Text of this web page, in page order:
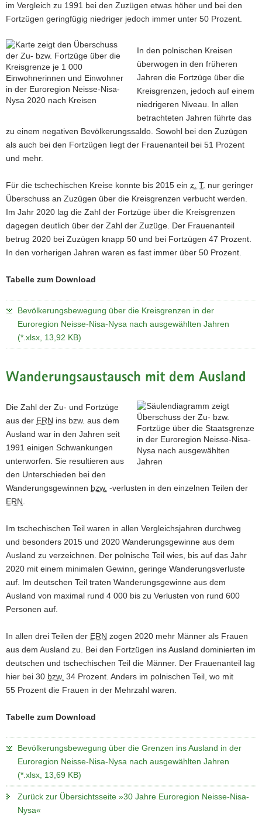
im Vergleich zu 1991 bei den Zuzügen etwas höher und bei den
Fortzügen geringfügig niedriger jedoch immer unter 50 Prozent.
In den polnischen Kreisen
überwogen in den früheren
Jahren die Fortzüge über die
Kreisgrenzen, jedoch auf einem
niedrigeren Niveau. In allen
betrachteten Jahren führte das
zu einem negativen Bevölkerungssaldo. Sowohl bei den Zuzügen
als auch bei den Fortzügen liegt der Frauenanteil bei 51 Prozent
und mehr.
Für die tschechischen Kreise konnte bis 2015 ein z. T. nur geringer
Überschuss an Zuzügen über die Kreisgrenzen verbucht werden.
Im Jahr 2020 lag die Zahl der Fortzüge über die Kreisgrenzen
dagegen deutlich über der Zahl der Zuzüge. Der Frauenanteil
betrug 2020 bei Zuzügen knapp 50 und bei Fortzügen 47 Prozent.
In den vorherigen Jahren waren es fast immer über 50 Prozent.
Tabelle zum Download
Bevölkerungsbewegung über die Kreisgrenzen in der
Euroregion Neisse-Nisa-Nysa nach ausgewählten Jahren
(*.xlsx, 13,92 KB)
Wanderungsaustausch mit dem Ausland
Die Zahl der Zu- und Fortzüge
aus der ERN ins bzw. aus dem
Ausland war in den Jahren seit
1991 einigen Schwankungen
unterworfen. Sie resultieren aus
den Unterschieden bei den
Wanderungsgewinnen bzw. ‑verlusten in den einzelnen Teilen der
ERN
Im tschechischen Teil waren in allen Vergleichsjahren durchweg
und besonders 2015 und 2020 Wanderungsgewinne aus dem
Ausland zu verzeichnen. Der polnische Teil wies, bis auf das Jahr
2020 mit einem minimalen Gewinn, geringe Wanderungsverluste
auf. Im deutschen Teil traten Wanderungsgewinne aus dem
Ausland von maximal rund 4 000 bis zu Verlusten von rund 600
Personen auf.
In allen drei Teilen der ERN zogen 2020 mehr Männer als Frauen
aus dem Ausland zu. Bei den Fortzügen ins Ausland dominierten im
deutschen und tschechischen Teil die Männer. Der Frauenanteil lag
hier bei 30 bzw. 34 Prozent. Anders im polnischen Teil, wo mit
55 Prozent die Frauen in der Mehrzahl waren.
Tabelle zum Download
Bevölkerungsbewegung über die Grenzen ins Ausland in der
Euroregion Neisse-Nisa-Nysa nach ausgewählten Jahren
(*.xlsx, 13,69 KB)
Zurück zur Übersichtsseite »30 Jahre Euroregion Neisse-Nisa-
Nysa«